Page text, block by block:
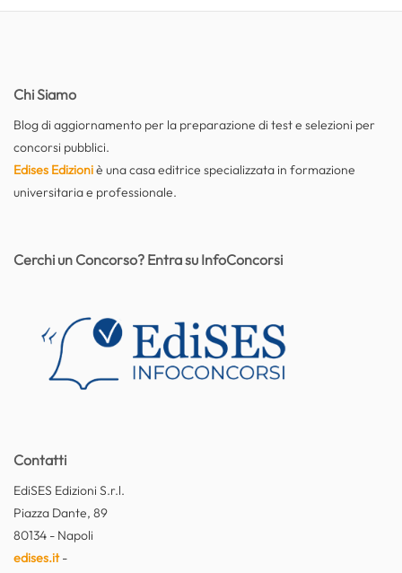
Chi Siamo
Blog di aggiornamento per la preparazione di test e selezioni per
concorsi pubblici.
Edises Edizioniè una casa editrice specializzata in formazione
universitaria e professionale.
Contatti
EdiSES Edizioni S.r.l.
Piazza Dante, 89
80134 - Napoli
edises.it-
Cerchi un Concorso? Entra su InfoConcorsi